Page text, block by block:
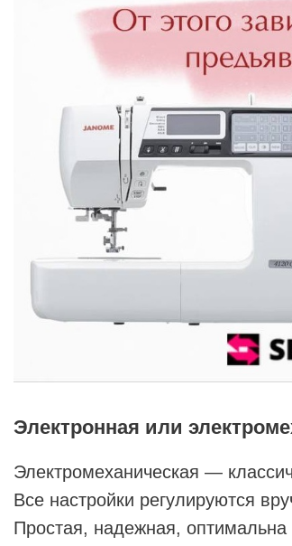
Электронная или
Электромеханическая —
Все настройки регулируются
Простая, надежная,